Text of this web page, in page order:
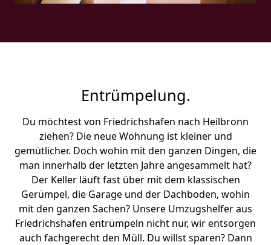
Entrümpelung.
Du möchtest von Friedrichshafen nach Heilbronn
ziehen? Die neue Wohnung ist kleiner und
gemütlicher. Doch wohin mit den ganzen Dingen, die
man innerhalb der letzten Jahre angesammelt hat?
Der Keller läuft fast über mit dem klassischen
Gerümpel, die Garage und der Dachboden, wohin
mit den ganzen Sachen? Unsere Umzugshelfer aus
Friedrichshafen entrümpeln nicht nur, wir entsorgen
auch fachgerecht den Müll. Du willst sparen? Dann